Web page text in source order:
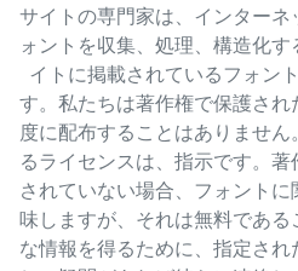
サイトの専門家は、インター
ォントを収集、処理、構造化
イトに掲載されているフォン
す。私たちは著作権で保護さ
度に配布することはありませ
るライセンスは、指示です。
されていない場合、フォント
味しますが、それは無料であ
な情報を得るために、指定さ